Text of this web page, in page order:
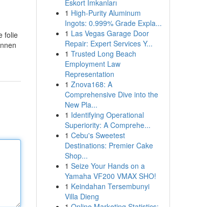
folie
Eskort İmkanları
1 High-Purity Aluminum
Ingots: 0.999% Grade Expla...
1 Las Vegas Garage Door
Repair: Expert Services Y...
1 Trusted Long Beach
Employment Law
Representation
1 Znova168: A
Comprehensive Dive into the
New Pla...
1 Identifying Operational
Superiority: A Comprehe...
1 Cebu's Sweetest
Destinations: Premier Cake
Shop...
1 Seize Your Hands on a
Yamaha VF200 VMAX SHO!
1 Keindahan Tersembunyi
Villa Dieng